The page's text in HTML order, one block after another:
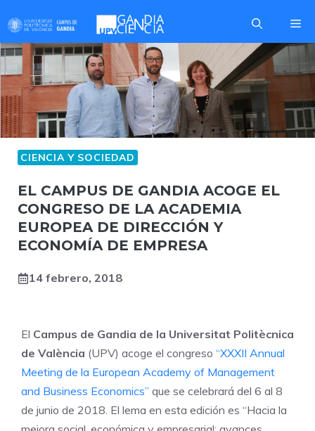
contenido
CIENCIA Y SOCIEDAD
EL CAMPUS DE GANDIA ACOGE EL
CONGRESO DE LA ACADEMIA
EUROPEA DE DIRECCIÓN Y
ECONOMÍA DE EMPRESA
14 febrero, 2018
El Campus de Gandia de la Universitat Politècnica
de València (UPV) acoge el congreso “XXXII Annual
Meeting de la European Academy of Management
and Business Economics” que se celebrará del 6 al 8
de junio de 2018. El lema en esta edición es “Hacia la